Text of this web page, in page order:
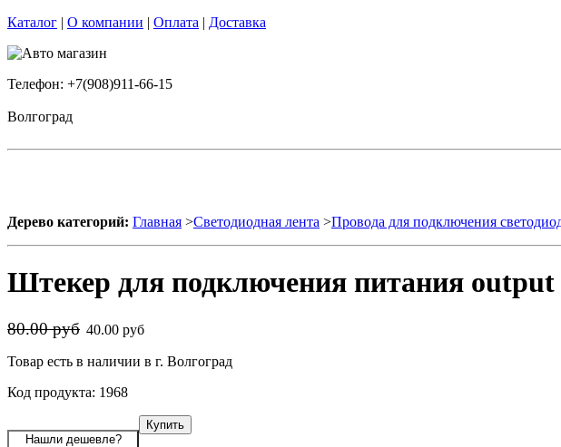
Каталог | О компании | Оплата | Доставка
Телефон: +7(908)911-66-15
Волгоград
Дерево категорий: Главная >Светодиодная лента >Провода для подключения
Штекер для подключения питания
80.00 руб 40.00 руб
Товар есть в наличии в г. Волгоград
Код продукта: 1968